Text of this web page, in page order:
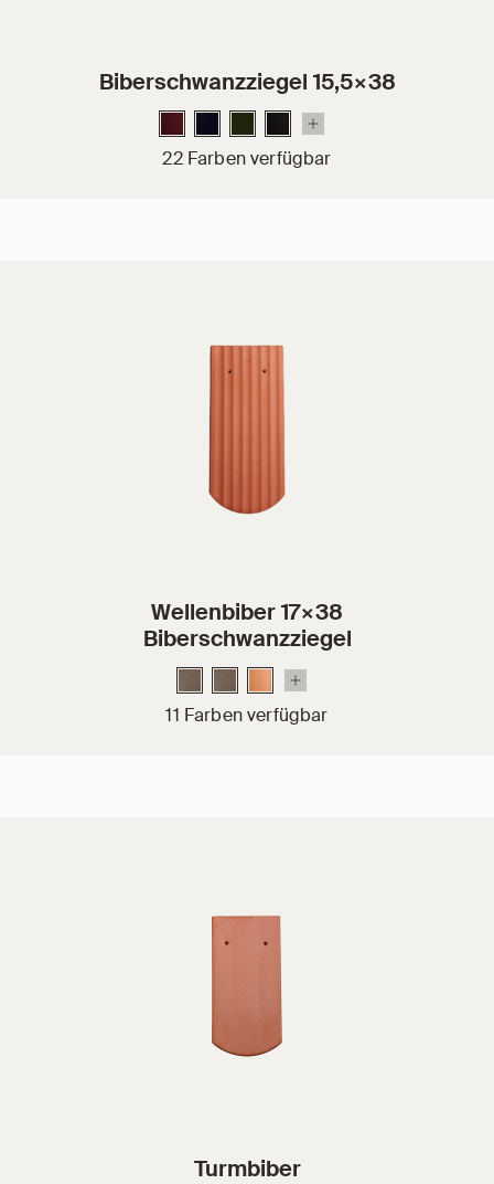
Biberschwanzziegel 15,5×38
22 Farben verfügbar
Wellenbiber 17×38
Biberschwanzziegel
11 Farben verfügbar
Turmbiber